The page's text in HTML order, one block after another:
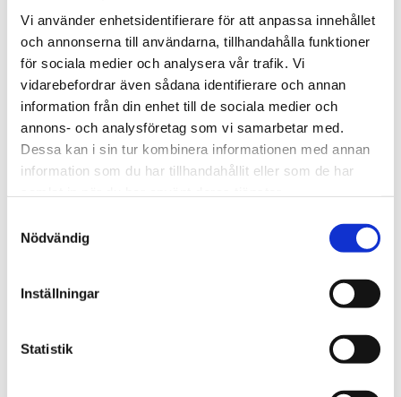
Vi använder enhetsidentifierare för att anpassa innehållet
och annonserna till användarna, tillhandahålla funktioner
för sociala medier och analysera vår trafik. Vi
vidarebefordrar även sådana identifierare och annan
information från din enhet till de sociala medier och
annons- och analysföretag som vi samarbetar med.
Dessa kan i sin tur kombinera informationen med annan
information som du har tillhandahållit eller som de har
Nödvändig
Inställningar
Statistik
Direkt online
Ladda ner som ett dokument
till oss på adressen
Funktionsrätt Stockholms stad, S:t
Göransgatan 84, 3 tr, 112 38 Stockholm
Be om att bli intervjuad via telefon –
kontakta oss på